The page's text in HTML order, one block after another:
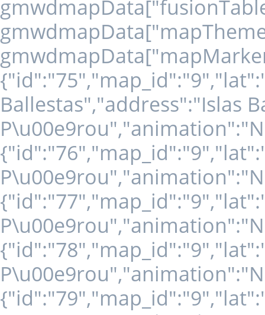
Ballestas","address":"Islas